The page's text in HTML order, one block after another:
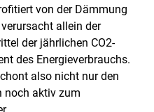
von der Dämmung
allein der
der jährlichen CO2-
des Energieverbrauchs.
also nicht nur den
noch aktiv zum